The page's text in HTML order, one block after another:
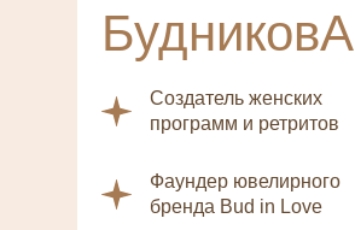
БудниковА
Создатель женских
программ и ретритов
Фаундер ювелирного
бренда Bud in Love